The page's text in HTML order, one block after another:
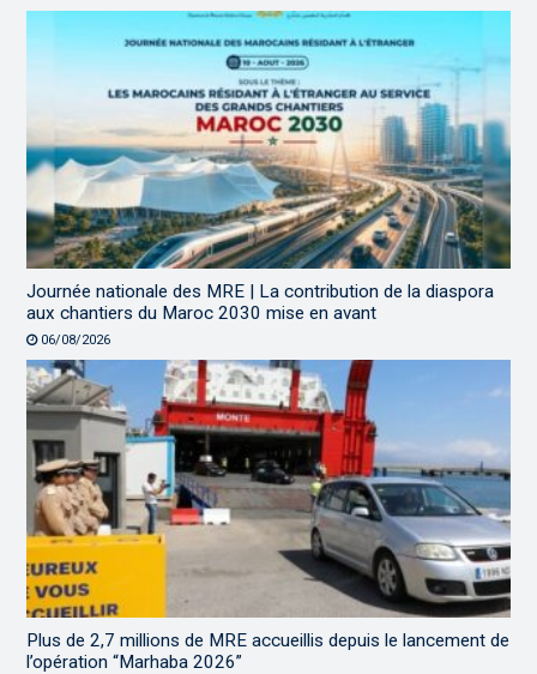
Journée nationale des MRE | La contribution de la diaspora
aux chantiers du Maroc 2030 mise en avant
06/08/2026
Plus de 2,7 millions de MRE accueillis depuis le lancement de
l’opération “Marhaba 2026”